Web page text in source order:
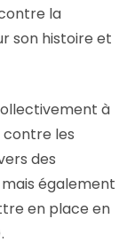
la
son histoire et
à
les
des
également
en place en